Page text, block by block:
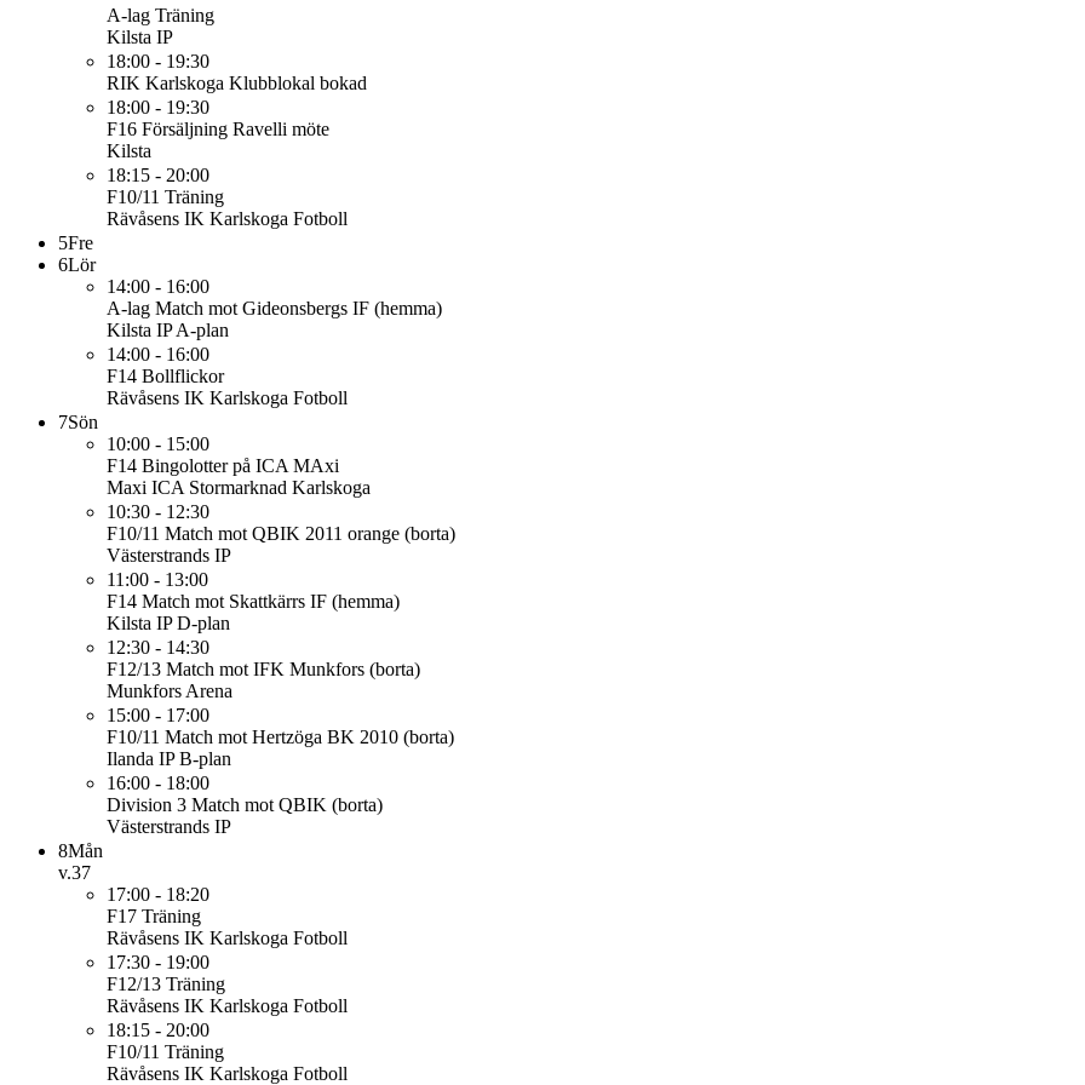
A-lag Träning
Kilsta IP
18:00 - 19:30
RIK Karlskoga Klubblokal bokad
18:00 - 19:30
F16 Försäljning Ravelli möte
Kilsta
18:15 - 20:00
F10/11 Träning
Rävåsens IK Karlskoga Fotboll
5Fre
6Lör
14:00 - 16:00
A-lag Match mot Gideonsbergs IF (hemma)
Kilsta IP A-plan
14:00 - 16:00
F14 Bollflickor
Rävåsens IK Karlskoga Fotboll
7Sön
10:00 - 15:00
F14 Bingolotter på ICA MAxi
Maxi ICA Stormarknad Karlskoga
10:30 - 12:30
F10/11 Match mot QBIK 2011 orange (borta)
Västerstrands IP
11:00 - 13:00
F14 Match mot Skattkärrs IF (hemma)
Kilsta IP D-plan
12:30 - 14:30
F12/13 Match mot IFK Munkfors (borta)
Munkfors Arena
15:00 - 17:00
F10/11 Match mot Hertzöga BK 2010 (borta)
Ilanda IP B-plan
16:00 - 18:00
Division 3 Match mot QBIK (borta)
Västerstrands IP
8Mån
v.37
17:00 - 18:20
F17 Träning
Rävåsens IK Karlskoga Fotboll
17:30 - 19:00
F12/13 Träning
Rävåsens IK Karlskoga Fotboll
18:15 - 20:00
F10/11 Träning
Rävåsens IK Karlskoga Fotboll